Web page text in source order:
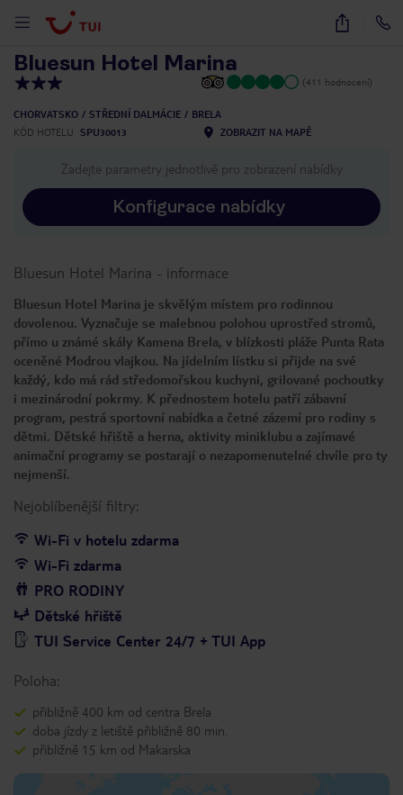
10
Bluesun Hotel Marina
(411 hodnocení)
CHORVATSKO STŘEDNÍ DALMÁCIE
BRELA
KÓD HOTELU
SPU30013 ZOBRAZIT NA MAPĚ
Zadejte parametry jednotlivě pro zobrazení nabídky
Konfigurace nabídky
Bluesun Hotel Marina - informace
Bluesun Hotel Marina je skvělým místem pro rodinnou
dovolenou. Vyznačuje se malebnou polohou uprostřed stromů,
přímo u známé skály Kamena Brela, v blízkosti pláže Punta Rata
oceněné Modrou vlajkou. Na jídelním lístku si přijde na své
každý, kdo má rád středomořskou kuchyni, grilované pochoutky
i mezinárodní pokrmy. K přednostem hotelu patří zábavní
program, pestrá sportovní nabídka a četné zázemí pro rodiny s
dětmi. Dětské hřiště a herna, aktivity miniklubu a zajímavé
animační programy se postarají o nezapomenutelné chvíle pro ty
nejmenší.
Nejoblíbenější filtry:
Wi-Fi v hotelu zdarma
Wi-Fi zdarma
PRO RODINY
Dětské hřiště
TUI Service Center 24/7 + TUI App
Poloha:
přibližně 400 km od centra Brela
doba jízdy z letiště přibližně 80 min.
přibližně 15 km od Makarska